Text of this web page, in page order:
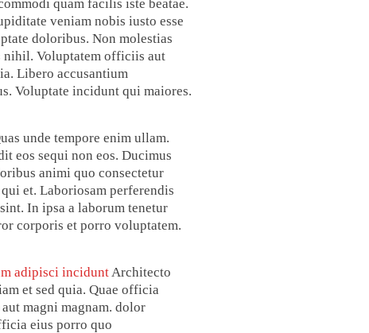
quam facilis iste beatae.
veniam nobis iusto esse
doloribus. Non molestias
nihil. Voluptatem officiis aut
Libero accusantium
Voluptate incidunt qui maiores.
unde tempore enim ullam.
eos sequi non eos. Ducimus
animi quo consectetur
et. Laboriosam perferendis
In ipsa a laborum tenetur
corporis et porro voluptatem.
adipisci inciduntArchitecto
et sed quia. Quae officia
magni magnam. dolor
eius porro quo